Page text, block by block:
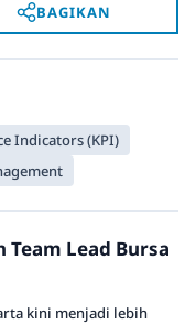
BAGIKAN
Indicators (KPI)
Lead Bursa
kini menjadi lebih